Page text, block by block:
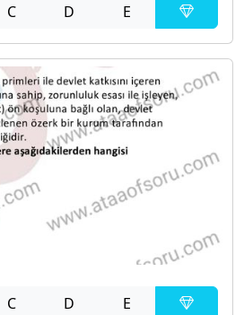
C D E
C D E